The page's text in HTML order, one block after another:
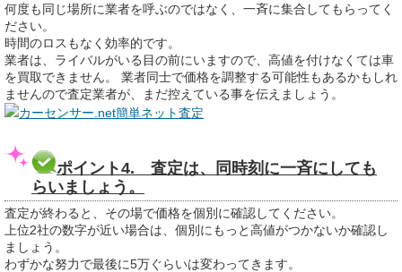
何度も同じ場所に業者を呼ぶのではなく、一斉に集合してもらってく
ださい。
時間のロスもなく効率的です。
業者は、ライバルがいる目の前にいますので、高値を付けなくては車
を買取できません。 業者同士で価格を調整する可能性もあるかもしれ
ませんので査定業者が、まだ控えている事を伝えましょう。
カーセンサー.net簡単ネット査定
ポイント4. 査定は、同時刻に一斉にしても
らいましょう。
査定が終わると、その場で価格を個別に確認してください。
上位2社の数字が近い場合は、個別にもっと高値がつかないか確認し
ましょう。
わずかな努力で最後に5万ぐらいは変わってきます。